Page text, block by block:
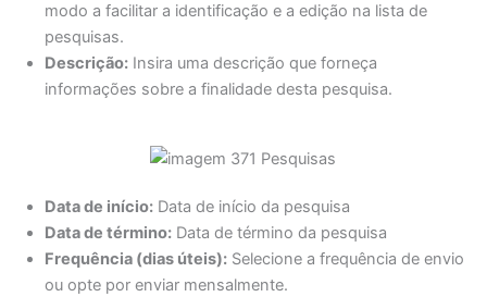
modo a facilitar a identificação e a edição na lista de
pesquisas.
Descrição:Insira uma descrição que forneça
informações sobre a finalidade desta pesquisa.
Data de início:Data de início da pesquisa
Data de término:Data de término da pesquisa
Frequência (dias úteis):Selecione a frequência de envio
ou opte por enviar mensalmente.